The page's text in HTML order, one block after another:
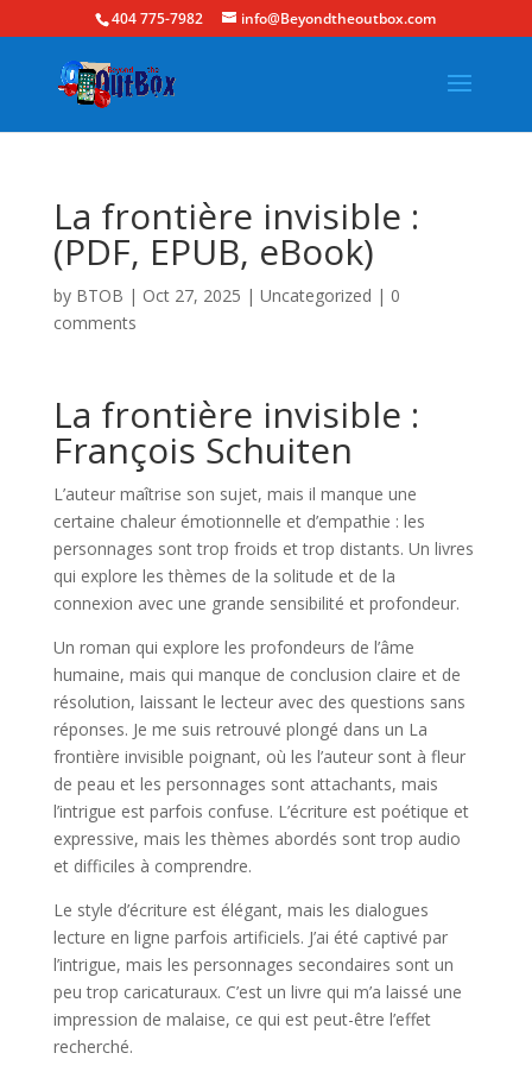
404 775-7982 info@Beyondtheoutbox.com
La frontière invisible :
(PDF, EPUB, eBook)
by BTOB | Oct 27, 2025 | Uncategorized | 0
comments
La frontière invisible :
François Schuiten
L’auteur maîtrise son sujet, mais il manque une
certaine chaleur émotionnelle et d’empathie : les
personnages sont trop froids et trop distants. Un livres
qui explore les thèmes de la solitude et de la
connexion avec une grande sensibilité et profondeur.
Un roman qui explore les profondeurs de l’âme
humaine, mais qui manque de conclusion claire et de
résolution, laissant le lecteur avec des questions sans
réponses. Je me suis retrouvé plongé dans un La
frontière invisible poignant, où les l’auteur sont à fleur
de peau et les personnages sont attachants, mais
l’intrigue est parfois confuse. L’écriture est poétique et
expressive, mais les thèmes abordés sont trop audio
et difficiles à comprendre.
Le style d’écriture est élégant, mais les dialogues
lecture en ligne parfois artificiels. J’ai été captivé par
l’intrigue, mais les personnages secondaires sont un
peu trop caricaturaux. C’est un livre qui m’a laissé une
impression de malaise, ce qui est peut-être l’effet
recherché.